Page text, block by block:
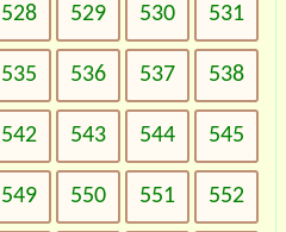
528 529 530 531
535 536 537 538
542 543 544 545
549 550 551 552